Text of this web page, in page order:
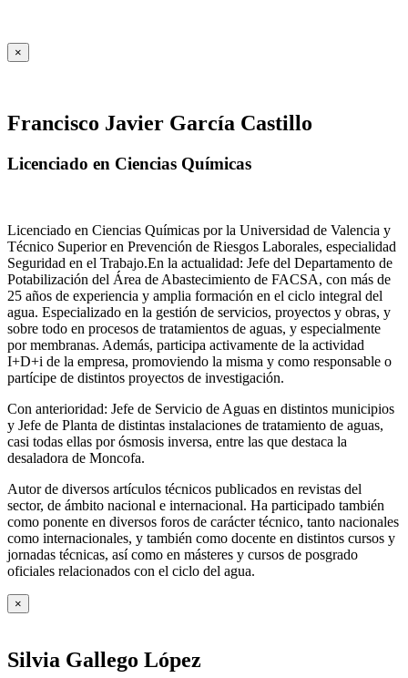
×
Francisco Javier García Castillo
Licenciado en Ciencias Químicas
Licenciado en Ciencias Químicas por la Universidad de Valencia y
Técnico Superior en Prevención de Riesgos Laborales, especialidad
Seguridad en el Trabajo.En la actualidad: Jefe del Departamento de
Potabilización del Área de Abastecimiento de FACSA, con más de
25 años de experiencia y amplia formación en el ciclo integral del
agua. Especializado en la gestión de servicios, proyectos y obras, y
sobre todo en procesos de tratamientos de aguas, y especialmente
por membranas. Además, participa activamente de la actividad
I+D+i de la empresa, promoviendo la misma y como responsable o
partícipe de distintos proyectos de investigación.
Con anterioridad: Jefe de Servicio de Aguas en distintos municipios
y Jefe de Planta de distintas instalaciones de tratamiento de aguas,
casi todas ellas por ósmosis inversa, entre las que destaca la
desaladora de Moncofa.
Autor de diversos artículos técnicos publicados en revistas del
sector, de ámbito nacional e internacional. Ha participado también
como ponente en diversos foros de carácter técnico, tanto nacionales
como internacionales, y también como docente en distintos cursos y
jornadas técnicas, así como en másteres y cursos de posgrado
oficiales relacionados con el ciclo del agua.
×
Silvia Gallego López